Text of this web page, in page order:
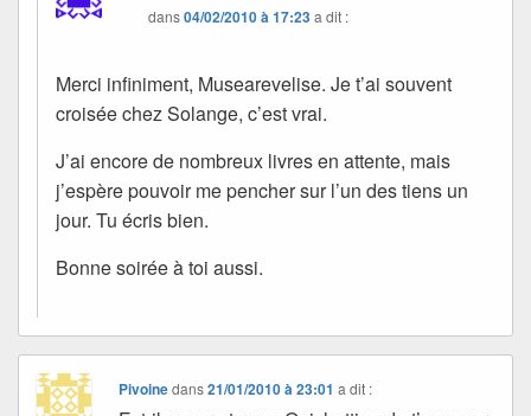
dans04/02/2010 à 17:23a dit :
Merci infiniment, Musearevelise. Je t’ai souvent
croisée chez Solange, c’est vrai.
J’ai encore de nombreux livres en attente, mais
j’espère pouvoir me pencher sur l’un des tiens un
jour. Tu écris bien.
Bonne soirée à toi aussi.
Pivoinedans21/01/2010 à 23:01 a dit :